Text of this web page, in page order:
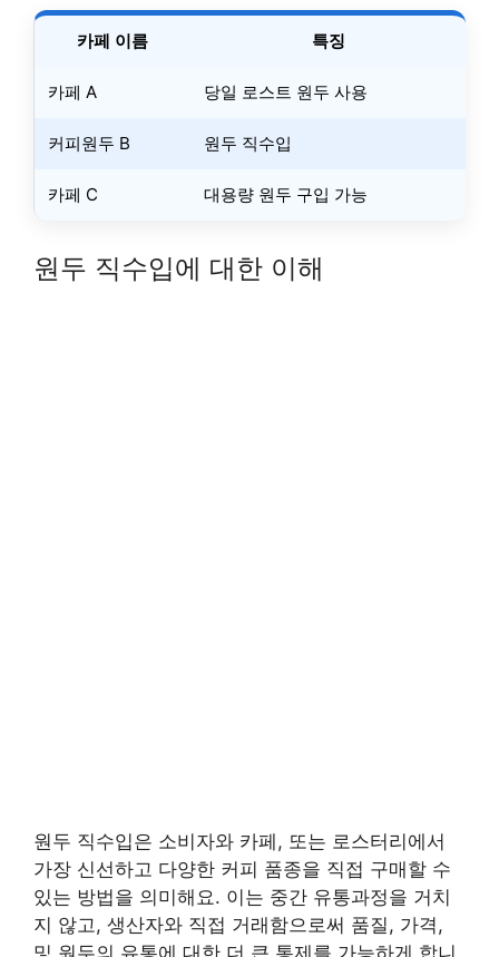
카페 이름 특징
카페 A 당일 로스트 원두 사용
커피원두 B 원두 직수입
카페 C 대용량 원두 구입 가능
원두 직수입에 대한 이해
원두 직수입은 소비자와 카페, 또는 로스터리에서
가장 신선하고 다양한 커피 품종을 직접 구매할 수
있는 방법을 의미해요. 이는 중간 유통과정을 거치
지 않고, 생산자와 직접 거래함으로써 품질, 가격,